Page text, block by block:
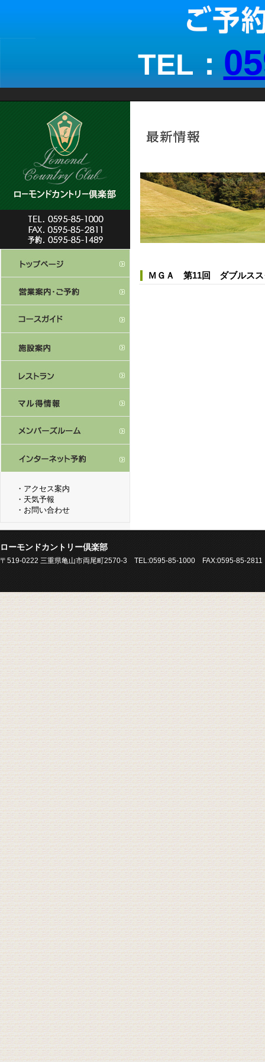
TEL：
・ アクセス案内
・ 天気予報
・ お問い合わせ
ＭＧＡ 第11回 ダブルスス
ローモンドカントリー倶楽部
〒519-0222 三重県亀山市両尾町2570-3 TEL:0595-85-1000 FAX:0595-85-2811